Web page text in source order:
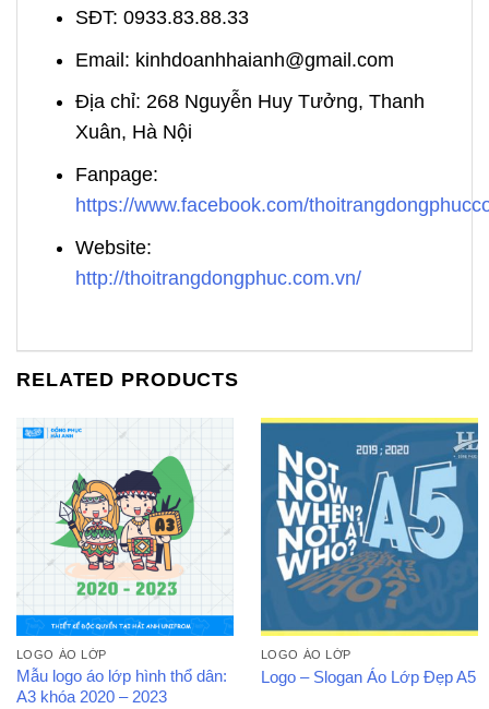
SĐT: 0933.83.88.33
Email: kinhdoanhhaianh@gmail.com
Địa chỉ: 268 Nguyễn Huy Tưởng, Thanh
Xuân, Hà Nội
Fanpage:
https://www.facebook.com/
Website:
http://thoitrangdongphuc.com.vn/
RELATED PRODUCTS
LOGO ÁO LỚP
Mẫu logo áo lớp hình thổ dân:
A3 khóa 2020 – 2023
LOGO ÁO LỚP
Logo – Slogan Áo Lớp Đẹp A5